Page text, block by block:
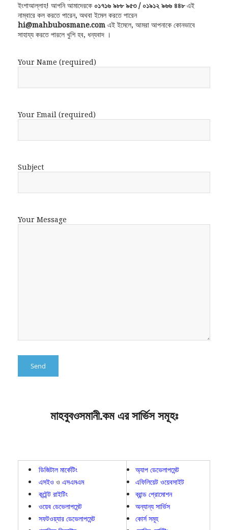
ইংশাআল্লাহ! আপনি আমাদেরকে ০১৭১৬ ৯৮৮ ৯৫৩ / ০১৯১২ ৯৬৬ ৪৪৮এই
নাম্বারে কল করতে পারেন, অথবা ইমেল করতে পারেন
hi@mahbubosmane.com এই ইমেলে, আমরা আপনাকে কোনভাবে
সাহায্য করতে পারলে খুশি হব, ধন্যবাদ ।
Your Name (required)
Your Email (required)
Subject
Your Message
মাহবুবওসমানী.কম এর সার্ভিস সমূহঃ
ডিজিটাল মার্কেটিং
এসইও ও এসএমএম
কন্টেন্ট রাইটিং
ওয়েব ডেভেলাপমেন্ট
সফটওয়্যার ডেভেলাপমেন্ট
অ্যাপ ডেভেলাপমেন্ট
এফিলিয়েট ওয়েবসাইট
ব্রান্ড প্রোমোশন
অন্যান্য সার্ভিস
কোর্স সমূহ